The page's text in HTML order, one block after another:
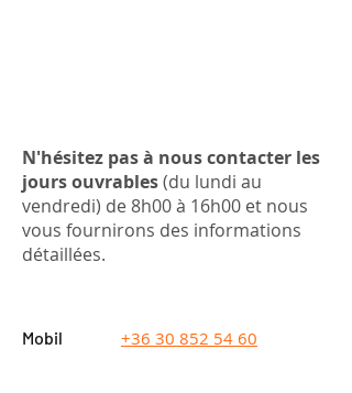
N'hésitez pas à nous contacter les
jours ouvrables(du lundi au
vendredi) de 8h00 à 16h00 et nous
vous fournirons des informations
détaillées.
Mobil +36 30 852 54 60